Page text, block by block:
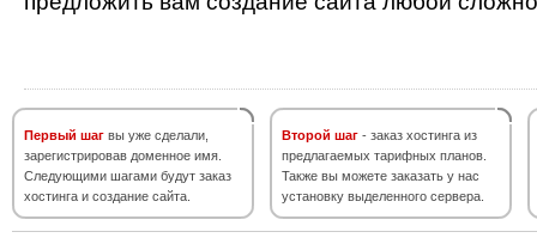
Первый шаг вы уже сделали,
зарегистрировав доменное имя.
Следующими шагами будут заказ
хостинга и создание сайта.
Второй шаг - заказ хостинга из
предлагаемых тарифных планов.
Также вы можете заказать у нас
установку выделенного сервера.